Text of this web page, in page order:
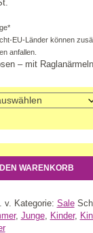
24,00 €
EU-Länder können
anfallen.
– mit Raglanärmeln
WARENKORB
v. Kategorie: Sale
, Junge, Kinder,